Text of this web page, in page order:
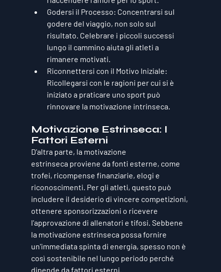
Godersi il Processo: Concentrarsi sul
godere del viaggio, non solo sul
risultato. Celebrare i piccoli successi
lungo il cammino aiuta gli atleti a
rimanere motivati.
Riconnettersi con il Motivo Iniziale:
Ricollegarsi con le ragioni per cui si è
iniziato a praticare uno sport può
rinnovare la motivazione intrinseca.
Motivazione Estrinseca: I
Fattori Esterni
D'altra parte, la motivazione
estrinseca proviene da fonti esterne, come
trofei, ricompense finanziarie, elogi e
riconoscimenti. Per gli atleti, questo può
includere il desiderio di vincere competizioni,
ottenere sponsorizzazioni o ricevere
l'approvazione di allenatori e tifosi. Sebbene
la motivazione estrinseca possa fornire
un'immediata spinta di energia, spesso non è
così sostenibile nel lungo periodo perché
dipende da fattori esterni.